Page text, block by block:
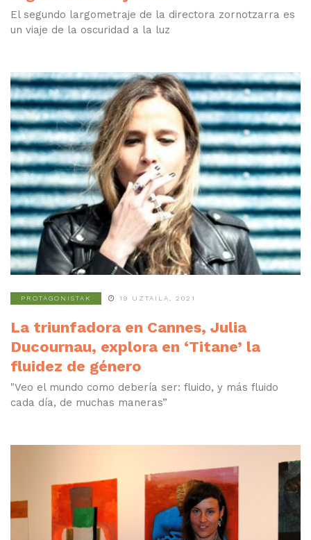
El segundo largometraje de la directora zornotzarra es
un viaje de la oscuridad a la luz
PROTAGONISTAK 19 UZTAILA, 2021
La triunfadora en Cannes, Julia
Ducournau, explora en ‘Titane’ la
fluidez de género
"Veo el mundo como debería ser: fluido, y más fluido
cada día, de muchas maneras”